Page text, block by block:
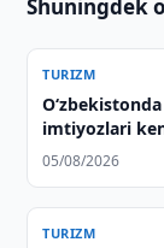
Shuningdek
TURIZM
imtiyozlari
05/08/2026
TURIZM